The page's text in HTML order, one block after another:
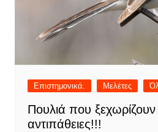
Επιστημονικά. Μελέτες
Πουλιά που ξεχωρίζουν
αντιπάθειες!!!